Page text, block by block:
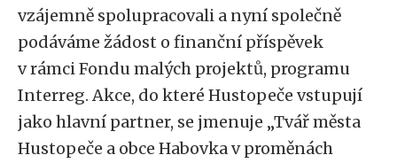
vzájemně spolupracovali a nyní společně
podáváme žádost o finanční příspěvek
v rámci Fondu malých projektů, programu
Interreg. Akce, do které Hustopeče vstupují
jako hlavní partner, se jmenuje „Tvář města
Hustopeče a obce Habovka v proměnách